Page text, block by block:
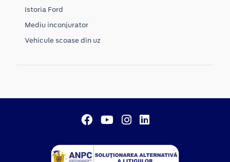
Istoria Ford
Mediu inconjurator
Vehicule scoase din uz